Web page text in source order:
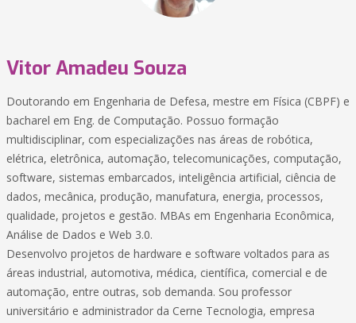
Vitor Amadeu Souza
Doutorando em Engenharia de Defesa, mestre em Física (CBPF) e
bacharel em Eng. de Computação. Possuo formação
multidisciplinar, com especializações nas áreas de robótica,
elétrica, eletrônica, automação, telecomunicações, computação,
software, sistemas embarcados, inteligência artificial, ciência de
dados, mecânica, produção, manufatura, energia, processos,
qualidade, projetos e gestão. MBAs em Engenharia Econômica,
Análise de Dados e Web 3.0.
Desenvolvo projetos de hardware e software voltados para as
áreas industrial, automotiva, médica, científica, comercial e de
automação, entre outras, sob demanda. Sou professor
universitário e administrador da Cerne Tecnologia, empresa